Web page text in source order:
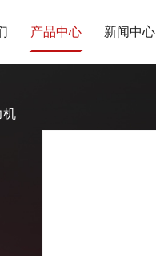
产品中心 新闻中心
机